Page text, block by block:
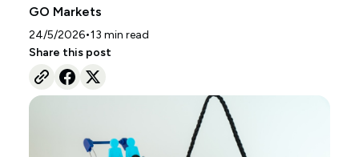
GO Markets
24/5/2026•13 min read
Share this post